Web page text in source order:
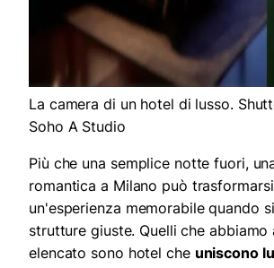
La camera di un hotel di lusso.
Soho A Studio
Più che una semplice notte fuori,
romantica a Milano può
un'esperienza memorabile quando
strutture giuste. Quelli che abbiamo
elencato sono hotel che uniscono